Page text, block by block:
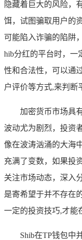
隐藏着巨大的风险，
饵，试图骗取用户的
可能陷入诈骗的陷阱
hib分红的平台时，一
性和合法性，可以通
户评价等方式,来判断
加密货币市场具
波动尤为剧烈，投资
像在波涛汹涌的大海
充满了变数，如果投
关注市场动态，深入
是寄希望于并不存在
一定的投资技巧,才能
Shib在TP钱包中